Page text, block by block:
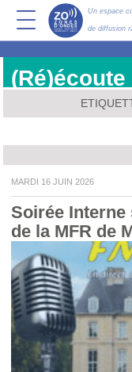
Un espace
de diffusion
(Ré)écoute
MARDI 16 JUIN 2026
Soirée Interne
de la MFR de